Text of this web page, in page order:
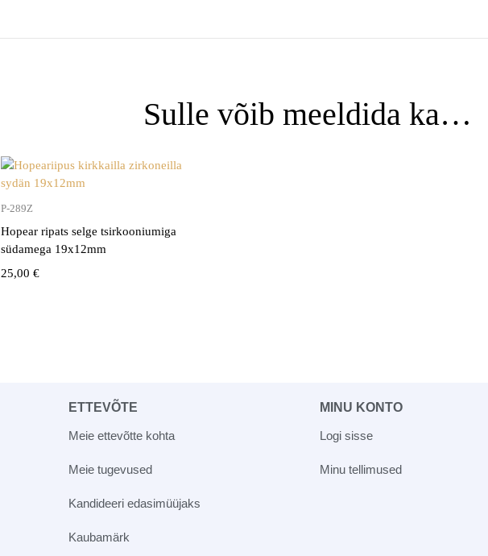
Sulle võib meeldida ka…
P-289Z
Hopear ripats selge tsirkooniumiga
südamega 19x12mm
25,00€
ETTEVÕTE
Meie ettevõtte kohta
Meie tugevused
Kandideeri edasimüüjaks
Kaubamärk
MINU KONTO
Logi sisse
Minu tellimused